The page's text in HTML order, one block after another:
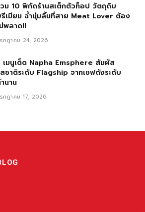
ม 10 พิกัดร้านสเต็กตัวท็อป วัตถุดิบ
เมียม ฉ่ำนุ่มลิ้นที่สาย Meat Lover ต้อง
พลาด!!
กฎาคม 24, 2026
เมนูเด็ด Napha Emsphere สัมผัส
ชาติระดับ Flagship จากเชฟดังระดับ
นาน
กฎาคม 17, 2026